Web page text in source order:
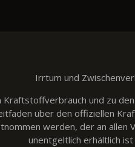
Irrtum und
und zu
über den offiziellen
werden, der an
unentgeltlich erhältlich